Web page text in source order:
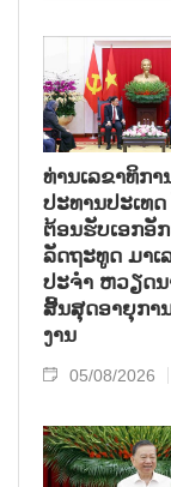
ທ່ານເລຂາທິກ
ປະທານປະເທດ
ຕ້ອນຮັບເອກອັ
ລັດຖະທູດ ມາເ
ປະຈຳ ຫວຽດ
ສິ້ນສຸດອາຍຸກາ
ງານ
05/08/2026